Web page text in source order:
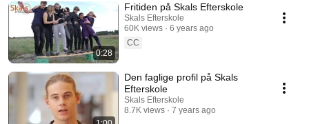
0:28
Fritiden på Skals Efterskole
Skals Efterskole
60K views
6 years ago
CC
Den faglige profil på Skals
Efterskole
Skals Efterskole
8.7K views
7 years ago